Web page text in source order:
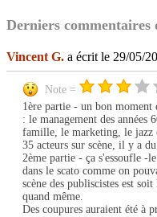
Derniers commentaires
Vincent G. a écrit le 29/05/
Note =
1ère partie - un bon moment
: le management des
famille, le marketing, le jazz
35 acteurs sur scène, il y a
2ème partie - ça s'essoufle -
dans le scato comme on
scène des publiscistes est
quand même.
Des coupures auraient été à